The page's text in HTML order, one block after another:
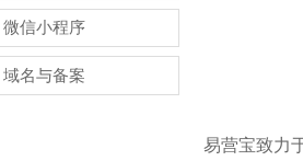
微信小程序
域名与备案
易营宝致力